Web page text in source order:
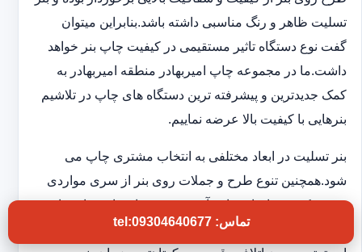
تسلیت ظاهر و رنگ مناسبی داشته باشد.بنابراین میتوان
گفت نوع دستگاه تاثیر مستقیمی در کیفیت چاپ بنر خواهد
داشت.ما در مجموعه چاپ امیربهادر منطقه امیربهادر به
کمک جدیدترین و پیشرفته ترین دستگاه های چاپ در تلاشیم
بنرهایی با کیفیت بالا عرضه نماییم.
بنر تسلیت در ابعاد مختلفی به انتخاب مشتری چاپ می
شود.همچنین تنوع طرح و جملات روی بنر از سری مواردی
هستند که در چاپخانه ما به آن توجه ویژه ای داریم تا شما
بتوانید بنر تسلیتی با کیفیت و فوری در اختیار داشته باشید.به
تماس: tel:09304640677